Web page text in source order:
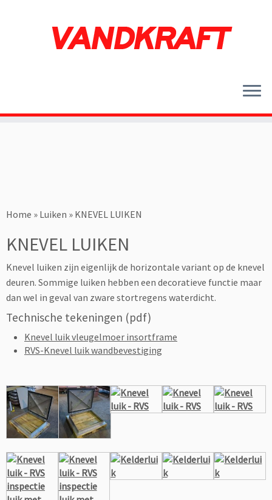
Home » Luiken » KNEVEL LUIKEN
KNEVEL LUIKEN
Knevel luiken zijn eigenlijk de horizontale variant op de knevel
deuren. Sommige luiken hebben een decoratieve functie maar
dan wel in geval van zware stortregens waterdicht.
Technische tekeningen (pdf)
Knevel luik vleugelmoer insortframe
RVS-Knevel luik wandbevestiging